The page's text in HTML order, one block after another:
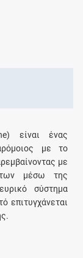
είναι ένας
με το
με
μέσω της
σύστημα
επιτυγχάνεται